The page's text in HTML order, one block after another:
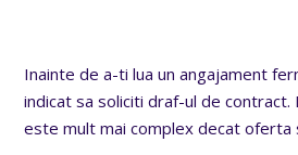
Inainte de a-ti lua un angajament
indicat sa soliciti draf-ul de
este mult mai complex decat oferta